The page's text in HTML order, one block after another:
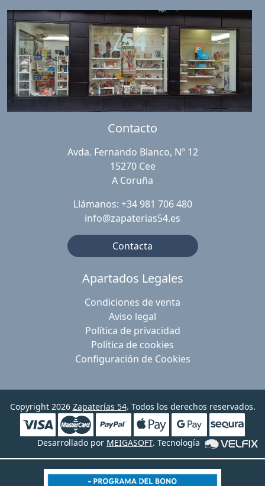
Contacto
Avda. Fernando Blanco, Nº 12
15270 Cee
A Coruña
Llámanos: +34 981 706 480
info@zapaterias54.es
Contacta
Apartados Legales
Condiciones de venta
Aviso legal
Política de privacidad
Política de cookies
Configuración de Cookies
Copyright 2026 Zapaterías 54. Todos los derechos reservados.
Desarrollado por MEIGASOFT. Tecnología